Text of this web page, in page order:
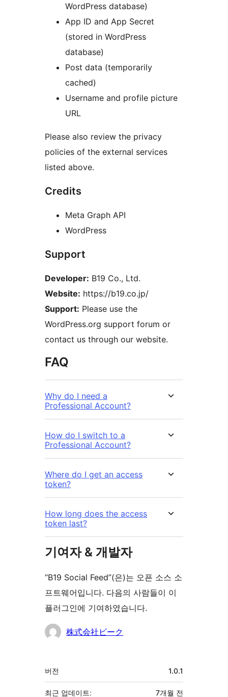
WordPress database)
App ID and App Secret
(stored in WordPress
database)
Post data (temporarily
cached)
Username and profile picture
URL
Please also review the privacy
policies of the external services
listed above.
Credits
Meta Graph API
WordPress
Support
Developer: B19 Co., Ltd.
Website: https://b19.co.jp/
Support: Please use the
WordPress.org support forum or
contact us through our website.
FAQ
Why do I need a
Professional Account?
How do I switch to a
Professional Account?
Where do I get an access
token?
How long does the access
token last?
기여자 & 개발자
“B19 Social Feed”(은)는 오픈 소스 소
프트웨어입니다. 다음의 사람들이 이
플러그인에 기여하였습니다.
기
株式会社ビーク
기
초
버전 1.0.1
최근 업데이트: 7개월 전